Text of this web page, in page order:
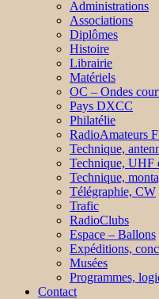
Administrations
Associations
Diplômes
Histoire
Librairie
Matériels
OC – Ondes
Pays DXCC
Philatélie
RadioAmateurs
Technique,
Technique, UHF
Technique,
Télégraphie, CW
Trafic
RadioClubs
Espace – Ballons
Expéditions,
Musées
Programmes,
Contact